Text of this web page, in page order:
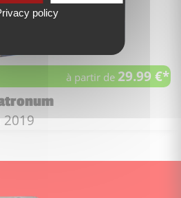
à partir de29.99 €*
:figurines :
de sortie :
policy